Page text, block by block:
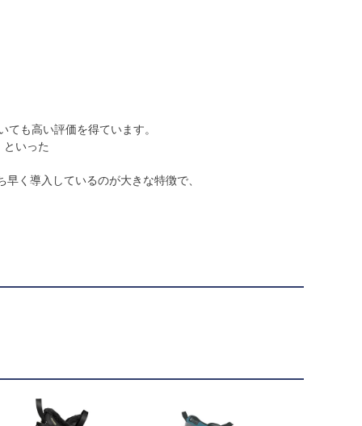
も高い評価を得ています。
いった
く導入しているのが大きな特徴で、